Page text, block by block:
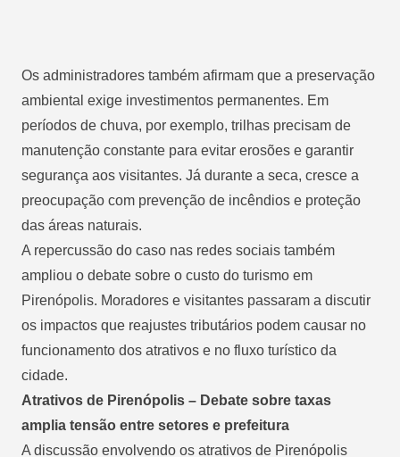
Os administradores também afirmam que a preservação
ambiental exige investimentos permanentes. Em
períodos de chuva, por exemplo, trilhas precisam de
manutenção constante para evitar erosões e garantir
segurança aos visitantes. Já durante a seca, cresce a
preocupação com prevenção de incêndios e proteção
das áreas naturais.
A repercussão do caso nas redes sociais também
ampliou o debate sobre o custo do turismo em
Pirenópolis. Moradores e visitantes passaram a discutir
os impactos que reajustes tributários podem causar no
funcionamento dos atrativos e no fluxo turístico da
cidade.
Atrativos de Pirenópolis – Debate sobre taxas
amplia tensão entre setores e prefeitura
A discussão envolvendo os atrativos de Pirenópolis